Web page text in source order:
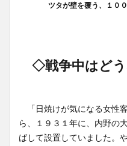
ツタが壁を覆う、１０
◇戦争中はどう
「日焼けが気になる女性
ら、１９３１年に、内野の
ばして設置していました。